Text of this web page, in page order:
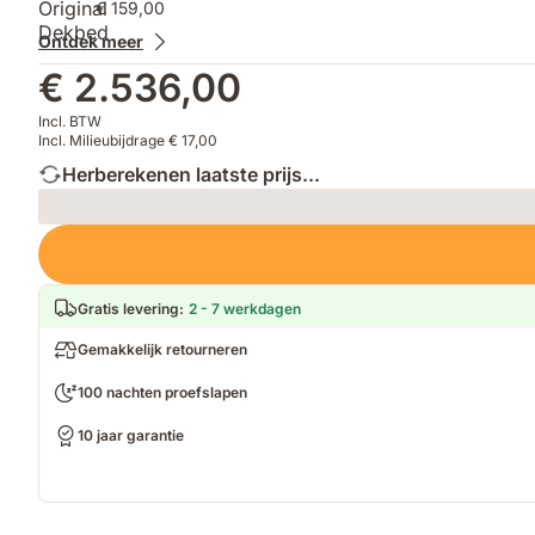
€ 159,00
Ontdek meer
€ 2.536,00
Incl. BTW
Incl. Milieubijdrage € 17,00
Herberekenen laatste prijs...
Loading
Gratis levering: 2 - 7 werkdagen
Gemakkelijk retourneren
100 nachten proefslapen
10 jaar garantie